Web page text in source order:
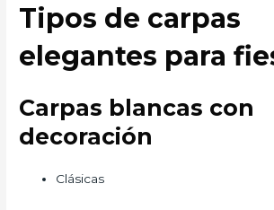
Tipos de carpas
elegantes para
Carpas blancas con
decoración
Clásicas